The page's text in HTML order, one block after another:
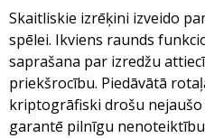
Skaitliskie izrēķini izveido
spēlei. Ikviens raunds
saprašana par izredžu
priekšrocību. Piedāvātā
kriptogrāfiski drošu
garantē pilnīgu